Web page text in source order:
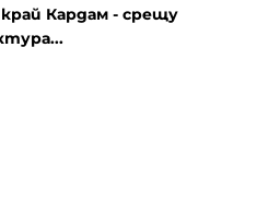
Кардам - срещу